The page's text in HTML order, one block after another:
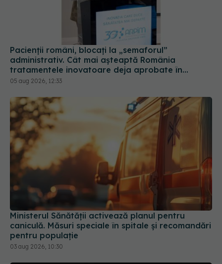
Pacienții români, blocați la „semaforul”
administrativ. Cât mai așteaptă România
tratamentele inovatoare deja aprobate în
Europa
05 aug 2026, 12:33
Ministerul Sănătății activează planul pentru
caniculă. Măsuri speciale în spitale și recomandări
pentru populație
03 aug 2026, 10:30